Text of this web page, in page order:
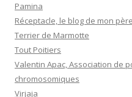
Pamina
Réceptacle, le blog de mon père
Terrier de Marmotte
Tout Poitiers
Valentin Apac, Association de
chromosomiques
Virjaja